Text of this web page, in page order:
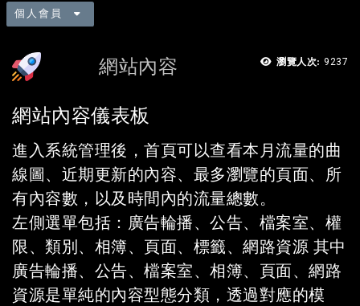
個人會員
瀏覽人次: 9237
網站內容
網站內容儀表板
進入系統管理後，首頁可以查看本月流量的曲
線圖、近期更新的內容、最多瀏覽的頁面、所
有內容數，以及時間內的流量總數。
左側選單包括：廣告輪播、公告、檔案室、權
限、類別、相簿、頁面、標籤、網路資源 其中
廣告輪播、公告、檔案室、相簿、頁面、網路
資源是單純的內容型態分類，透過對應的模